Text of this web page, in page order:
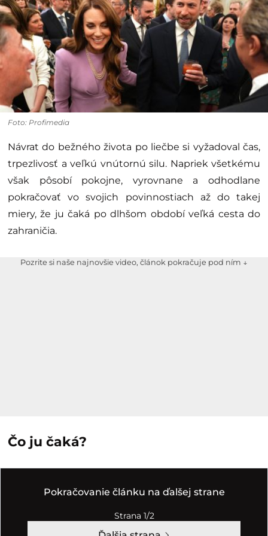
Foto: Profimedia
Návrat do bežného života po liečbe si vyžadoval čas,
trpezlivosť a veľkú vnútornú silu. Napriek všetkému
však pôsobí pokojne, vyrovnane a odhodlane
pokračovať vo svojich povinnostiach až do takej
miery, že ju čaká po dlhšom období veľká cesta do
zahraničia.
Pozrite si naše najnovšie video, článok pokračuje pod ním ↓
Čo ju čaká?
Pokračovanie článku na ďalšej strane
Strana 1/2